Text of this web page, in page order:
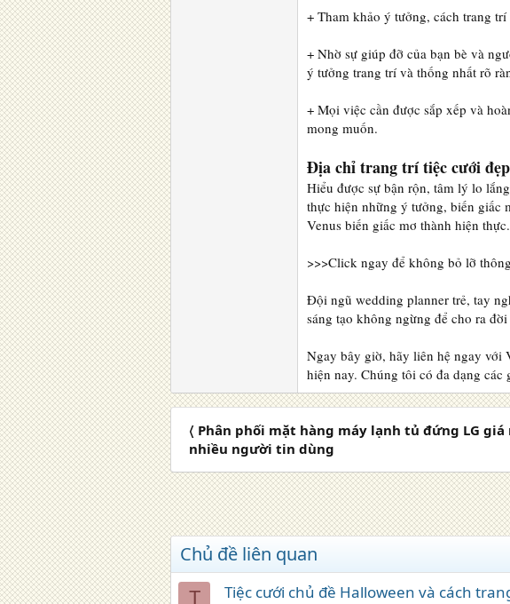
+ Tham khảo ý tưởng, cách trang
+ Nhờ sự giúp đỡ của bạn bè và
ý tưởng trang trí và thống nhất rõ
+ Mọi việc cần được sắp xếp và
mong muốn.
Địa chỉ trang trí tiệc cưới
Hiểu được sự bận rộn, tâm lý lo
thực hiện những ý tưởng, biến giấc
Venus biến giấc mơ thành hiện thực.
>>>Click ngay để không bỏ lỡ
Đội ngũ wedding planner trẻ, tay
sáng tạo không ngừng để cho ra
Ngay bây giờ, hãy liên hệ ngay với
hiện nay. Chúng tôi có đa dạng
〈 Phân phối mặt hàng máy lạnh tủ đứng LG
nhiều người tin dùng
Chủ đề liên quan
T Tiệc cưới chủ đề Halloween và cách